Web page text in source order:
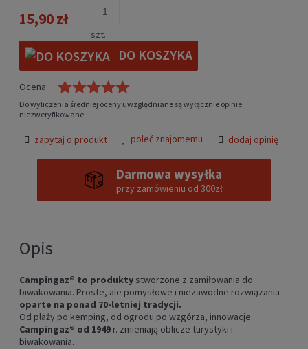
15,90 zł
szt.
DO KOSZYKA
Ocena:
Do wyliczenia średniej oceny uwzględniane są wyłącznie opinie
niezweryfikowane
zapytaj o produkt poleć znajomemu dodaj opinię
Darmowa wysyłka
przy zamówieniu od 300zł
Opis
Campingaz® to produkty stworzone z zamiłowania do
biwakowania. Proste, ale pomysłowe i niezawodne rozwiązania
oparte na ponad 70-letniej tradycji.
Od plaży po kemping, od ogrodu po wzgórza, innowacje
Campingaz® od 1949 r. zmieniają oblicze turystyki i
biwakowania.